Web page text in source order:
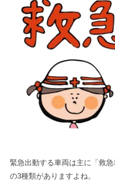
緊急出動する車両は主に「救
の3種類がありますよね。